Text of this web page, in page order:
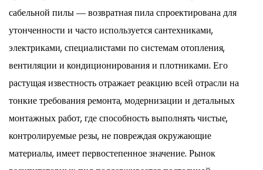
сабельной пилы — возвратная пила спроектирована для
утонченности и часто используется сантехниками,
электриками, специалистами по системам отопления,
вентиляции и кондиционирования и плотниками. Его
растущая известность отражает реакцию всей отрасли на
тонкие требования ремонта, модернизации и детальных
монтажных работ, где способность выполнять чистые,
контролируемые резы, не повреждая окружающие
материалы, имеет первостепенное значение. Рынок